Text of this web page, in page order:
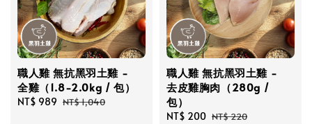
職人雞 無抗黑羽土雞 -
全雞（1.8-2.0kg / 包）
Sale
NT$ 989 Regular
NT$ 1,040
職人雞 無抗黑羽土雞 -
去皮雞胸肉（280g /
包）
Sale
NT$ 200 Regular
NT$ 220